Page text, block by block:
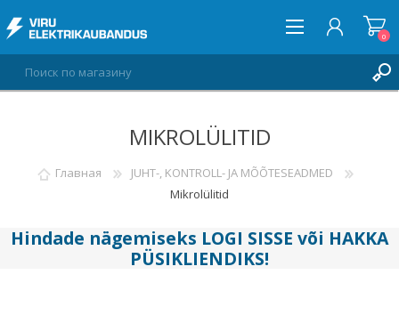
СПИСОК ПОЖЕЛАНИЙ
0
MIKROLÜLITID
Главная
JUHT-, KONTROLL- JA MÕÕTESEADMED
Mikrolülitid
Hindade nägemiseks LOGI SISSE või HAKKA
PÜSIKLIENDIKS!